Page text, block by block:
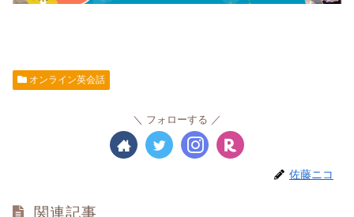
オンライン英会話
フォローする
佐藤ニコ
関連記事